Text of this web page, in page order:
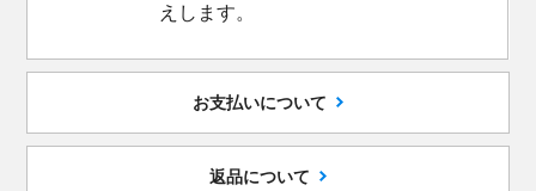
えします。
お支払いについて
返品について